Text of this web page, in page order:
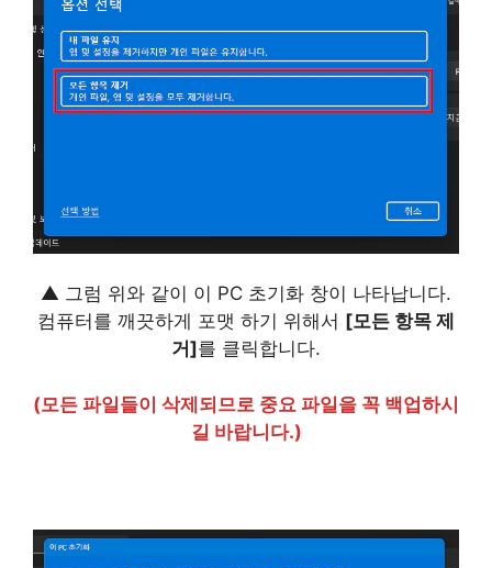
▲ 그럼 위와 같이 이 PC 초기화 창이 나타납니다.
컴퓨터를 깨끗하게 포맷 하기 위해서 [모든 항목 제
거]를 클릭합니다.
(모든 파일들이 삭제되므로 중요 파일을 꼭 백업하시
길 바랍니다.)